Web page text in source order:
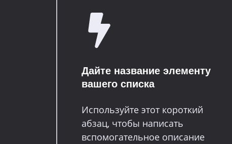
Дайте название элементу
вашего списка
Используйте этот короткий
абзац, чтобы написать
вспомогательное описание